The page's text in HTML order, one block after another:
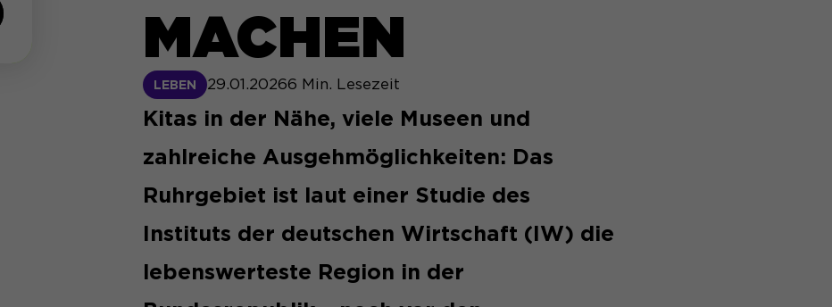
MACHEN
LEBEN 29.01.20266 Min. Lesezeit
Kitas in der Nähe, viele Museen und
zahlreiche Ausgehmöglichkeiten: Das
Ruhrgebiet ist laut einer Studie des
Instituts der deutschen Wirtschaft (IW) die
lebenswerteste Region in der